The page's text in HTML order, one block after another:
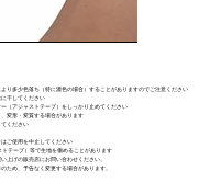
り多少色落ち（特に濃色の場合）することがありますのでご注意ください
に干してください
（アジャストテープ）をしっかり止めてください
、変形・変質する場合があります
てください
はご使用を中止してください
トテープ）等で生地を傷めることがあります
上げの販売店にお問い合わせください。
ため、予告なく変更する場合があります。